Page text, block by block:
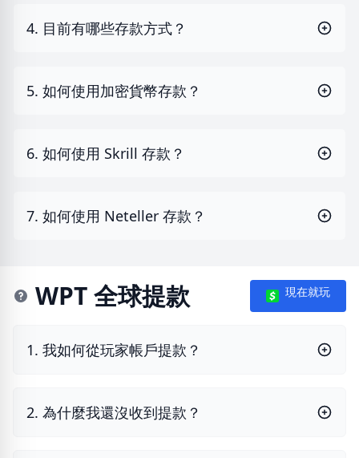
4. 目前有哪些存款方式？
5. 如何使用加密貨幣存款？
6. 如何使用 Skrill 存款？
7. 如何使用 Neteller 存款？
WPT 全球提款 現在就玩
1. 我如何從玩家帳戶提款？
2. 為什麼我還沒收到提款？